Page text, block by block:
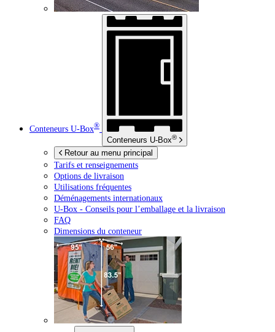
Conteneurs U-Box®
Conteneurs U-Box®
Retour au menu principal
Tarifs et renseignements
Options de livraison
Utilisations fréquentes
Déménagements internationaux
U-Box - Conseils pour l’emballage et la livraison
FAQ
Dimensions du conteneur